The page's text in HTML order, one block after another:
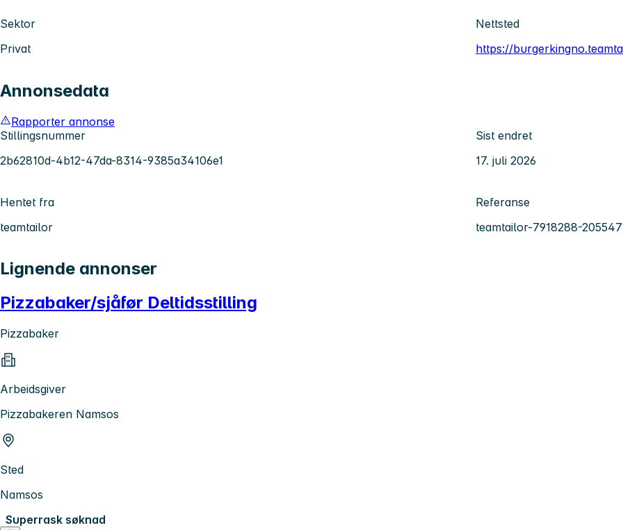
Sektor
Privat
Nettsted
https://
Annonsedata
Rapporter annonse
Stillingsnummer
2b62810d-4b12-47da-8314-9385a34106e1
Sist endret
17. juli 2026
Hentet fra
teamtailor
Referanse
teamtailor-7918288-
Lignende annonser
Pizzabaker/sjåfør Deltidsstilling
Pizzabaker
Arbeidsgiver
Pizzabakeren Namsos
Sted
Namsos
Superrask søknad